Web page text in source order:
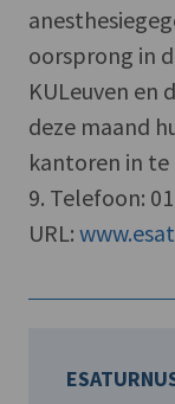
oorsprong in
KULeuven en
deze maand
kantoren in te
9. Telefoon:
URL: